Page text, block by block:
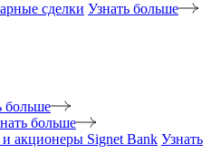
сделки Узнать больше
больше
больше
и акционеры Signet Bank Узнать